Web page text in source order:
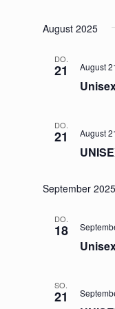
August 2025
DO.
21 August
DO.
21 August
September 2025
DO.
18
SO.
21